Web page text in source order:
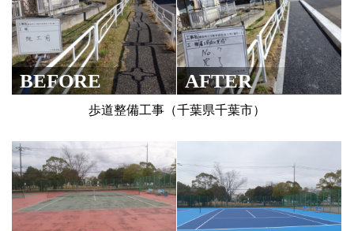
BEFORE AFTER
歩道整備工事（千葉県千葉市）